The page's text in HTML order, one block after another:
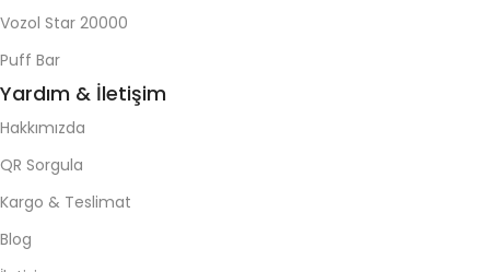
Vozol Star 20000
Puff Bar
Yardım & İletişim
Hakkımızda
QR Sorgula
Kargo & Teslimat
Blog